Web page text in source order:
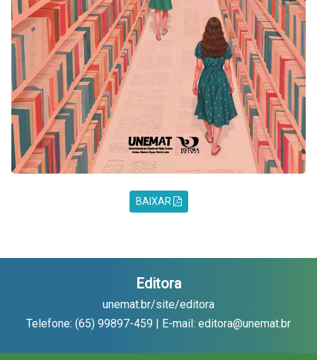
BAIXAR
Editora
unemat.br/site/editora
Telefone: (65) 99897-459 | E-mail: editora@unemat.br